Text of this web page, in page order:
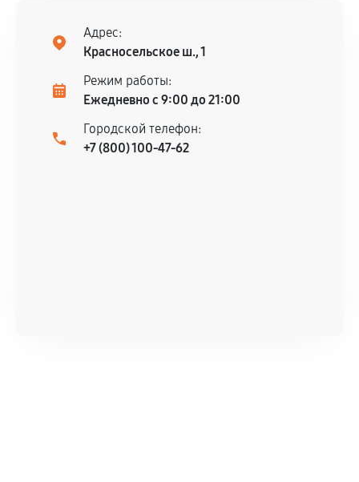
Адрес:
Красносельское ш., 1
Режим работы:
Ежедневно с 9:00 до 21:00
Городской телефон:
+7 (800) 100-47-62